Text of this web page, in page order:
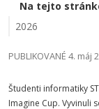
Na tejto
2026
PUBLIKOVANÉ 4. máj
Študenti informatiky
Imagine Cup. Vyvinuli